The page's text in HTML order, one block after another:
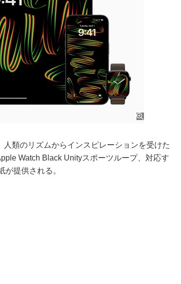
類のリズムからインスピレーションを受けた
Watch Black Unityスポーツループ、対応す
提供される。